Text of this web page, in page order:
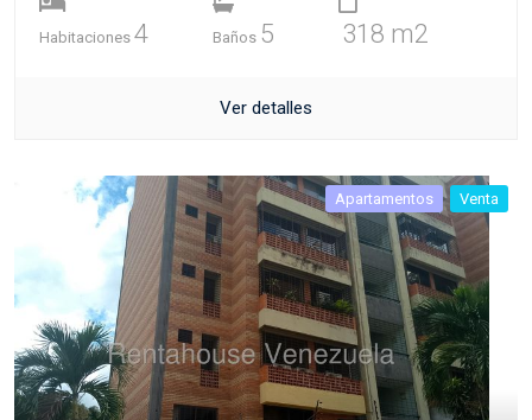
Habitaciones 4 Baños 5 318 m2
Ver detalles
Apartamentos Venta